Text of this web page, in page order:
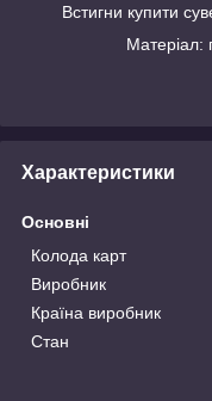
Встигни купити
Матеріал:
Характеристики
Основні
Колода карт
Виробник
Країна виробник
Стан